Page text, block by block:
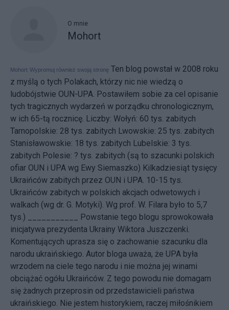
O mnie
Mohort
Mohort Wypromuj również swoją stronę Ten blog powstał w 2008 roku
z myślą o tych Polakach, którzy nic nie wiedzą o
ludobójstwie OUN-UPA. Postawiłem sobie za cel opisanie
tych tragicznych wydarzeń w porządku chronologicznym,
w ich 65-tą rocznicę. Liczby: Wołyń: 60 tys. zabitych
Tarnopolskie: 28 tys. zabitych Lwowskie: 25 tys. zabitych
Stanisławowskie: 18 tys. zabitych Lubelskie: 3 tys.
zabitych Polesie: ? tys. zabitych (są to szacunki polskich
ofiar OUN i UPA wg Ewy Siemaszko) Kilkadziesiąt tysięcy
Ukraińców zabitych przez OUN i UPA. 10-15 tys.
Ukraińców zabitych w polskich akcjach odwetowych i
walkach (wg dr. G. Motyki). Wg prof. W. Filara było to 5,7
tys.) ___________ Powstanie tego blogu sprowokowała
inicjatywa prezydenta Ukrainy Wiktora Juszczenki.
Komentujących uprasza się o zachowanie szacunku dla
narodu ukraińskiego. Autor bloga uważa, że UPA była
wrzodem na ciele tego narodu i nie można jej winami
obciążać ogółu Ukraińców. Z tego powodu nie domagam
się żadnych przeprosin od przedstawicieli państwa
ukraińskiego. Nie jestem historykiem, raczej miłośnikiem